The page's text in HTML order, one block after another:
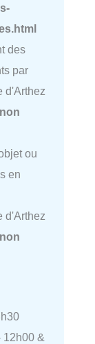
des
par
d'Arthez
non
ou
en
d'Arthez
non
12h00 &